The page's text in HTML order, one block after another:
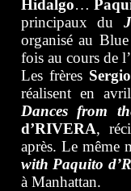
Hidalgo…
principaux du
organisé au
fois au cours de
Les frères Sergio
réalisent en
Dances from
d’RIVERA,
après. Le même
with Paquito
à Manhattan.